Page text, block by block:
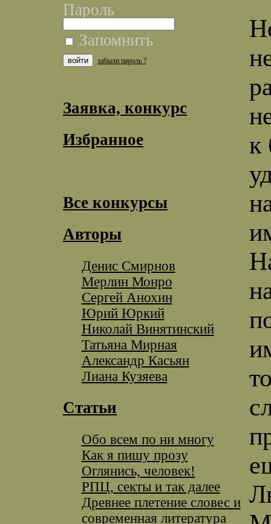
Пароль
Запомнить
забыли пароль ?
Заявка, конкурс
Избранное
Все конкурсы
Авторы
Денис Смирнов
Мерлин Монро
Сергей Анохин
Юрий Юркий
Николай Винятинский
Татьяна Мирная
Александр Касьян
Лиана Кузяева
Статьи
Обо всем по ни многу
Как я пишу прозу
Оглянись, человек!
РПЦ, секты и так далее
Древнее плетение словес и
современная литература
к